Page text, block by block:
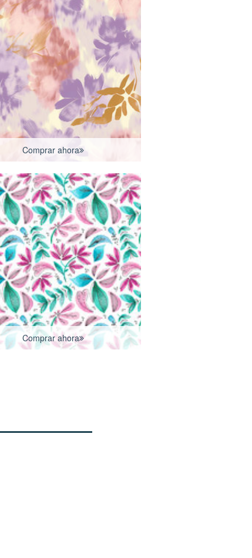
Comprar ahora
Comprar ahora